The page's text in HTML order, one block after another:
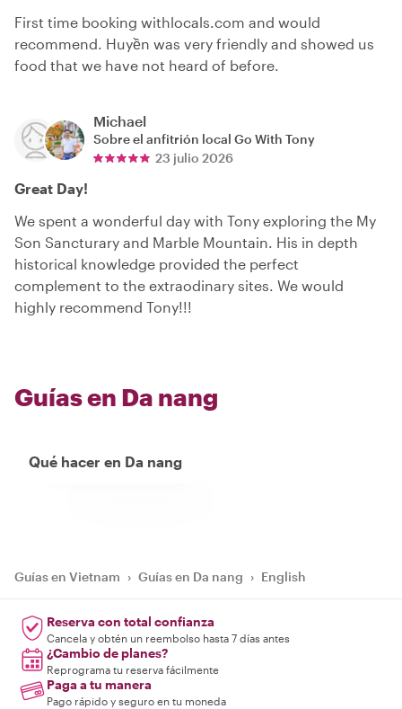
First time booking withlocals.com and would
recommend. Huyền was very friendly and showed us
food that we have not heard of before.
Michael
Sobre el anfitrión local Go With Tony
23 julio 2026
Great Day!
We spent a wonderful day with Tony exploring the My
Son Sancturary and Marble Mountain. His in depth
historical knowledge provided the perfect
complement to the extraodinary sites. We would
highly recommend Tony!!!
Guías en Da nang
Qué hacer en Da nang
Guías en Vietnam › Guías en Da nang › English
Reserva con total confianza
Cancela y obtén un reembolso hasta 7 días antes
¿Cambio de planes?
Reprograma tu reserva fácilmente
Paga a tu manera
Pago rápido y seguro en tu moneda